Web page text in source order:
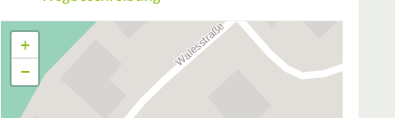
+
−